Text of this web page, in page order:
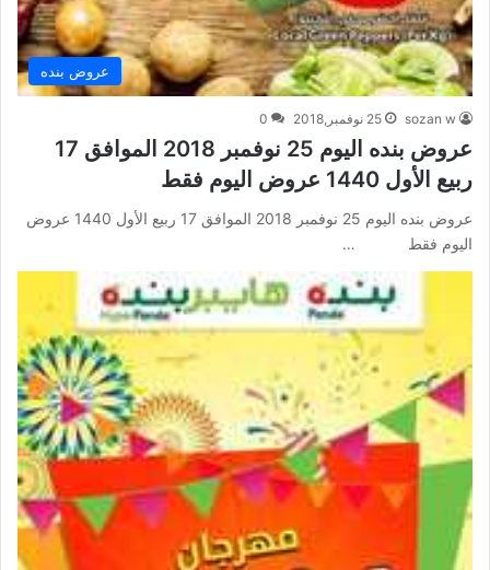
عروض بنده
sozan w 25 نوفمبر,2018 0
عروض بنده اليوم 25 نوفمبر 2018 الموافق 17
ربيع الأول 1440 عروض اليوم فقط
عروض بنده اليوم 25 نوفمبر 2018 الموافق 17 ربيع الأول 1440 عروض
اليوم فقط …